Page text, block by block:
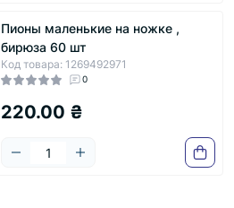
Пионы маленькие на ножке ,
бирюза 60 шт
Код товара: 1269492971
0
220.00 ₴